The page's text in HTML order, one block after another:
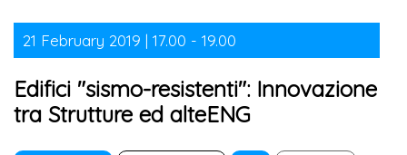
21 February 2019 | 17.00 - 19.00
Edifici "sismo-resistenti": Innovazione
tra Strutture ed alteENG